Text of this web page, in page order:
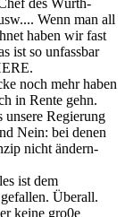
des Würth-
Wenn man all
haben wir fast
ist so unfassbar
noch mehr haben
in Rente gehn.
Regierung
Nein: bei denen
nicht ändern-
ist dem
Überall.
keine gro0e